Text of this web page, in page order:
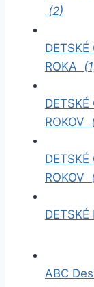
(2)
DETSKÉ
ROKA
DETSKÉ
ROKOV
ROKOV
DETSKÉ
ABC